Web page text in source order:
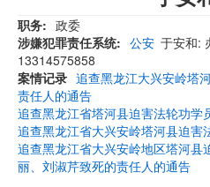
职务
政委
涉嫌犯罪责任系统
公安 于安和:
13314575858
案情记录 追查黑龙江大兴安岭塔
责任人的通告
追查黑龙江省塔河县迫害法轮功学
追查黑龙江省大兴安岭塔河县迫害
追查黑龙江省大兴安岭地区塔河县
丽、刘淑芹致死的责任人的通告